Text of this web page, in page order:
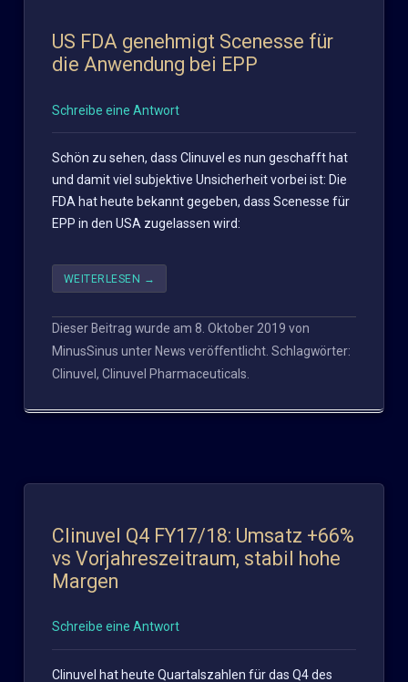
US FDA genehmigt Scenesse für
die Anwendung bei EPP
Schreibe eine Antwort
Schön zu sehen, dass Clinuvel es nun geschafft hat
und damit viel subjektive Unsicherheit vorbei ist: Die
FDA hat heute bekannt gegeben, dass Scenesse für
EPP in den USA zugelassen wird:
WEITERLESEN →
Dieser Beitrag wurde am 8. Oktober 2019 von
MinusSinus unter News veröffentlicht. Schlagwörter:
Clinuvel , Clinuvel Pharmaceuticals
Clinuvel Q4 FY17/18: Umsatz +66%
vs Vorjahreszeitraum, stabil hohe
Margen
Schreibe eine Antwort
Clinuvel hat heute Quartalszahlen für das Q4 des